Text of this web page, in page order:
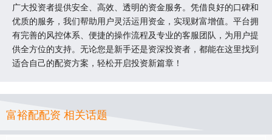
广大投资者提供安全、高效、透明的资金服务。凭借良好的口碑和
优质的服务，我们帮助用户灵活运用资金，实现财富增值。平台拥
有完善的风控体系、便捷的操作流程及专业的客服团队，为用户提
供全方位的支持。无论您是新手还是资深投资者，都能在这里找到
适合自己的配资方案，轻松开启投资新篇章！
富裕配配资 相关话题